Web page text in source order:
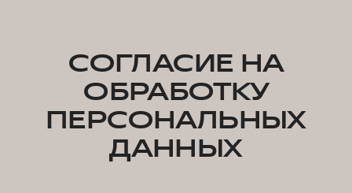
СОГЛАСИЕ НА
ОБРАБОТКУ
ПЕРСОНАЛЬНЫХ
ДАННЫХ